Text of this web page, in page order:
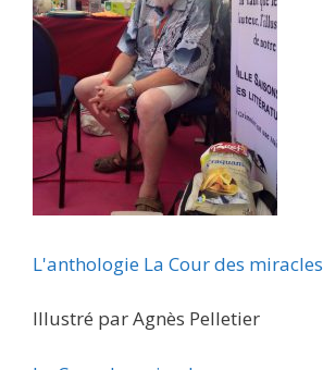
L'anthologie La Cour des miracles
Illustré par Agnès Pelletier